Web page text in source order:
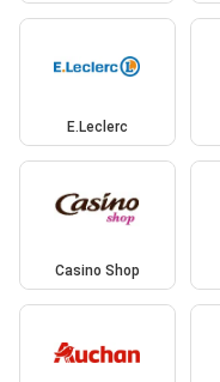
E.Leclerc
Casino Shop